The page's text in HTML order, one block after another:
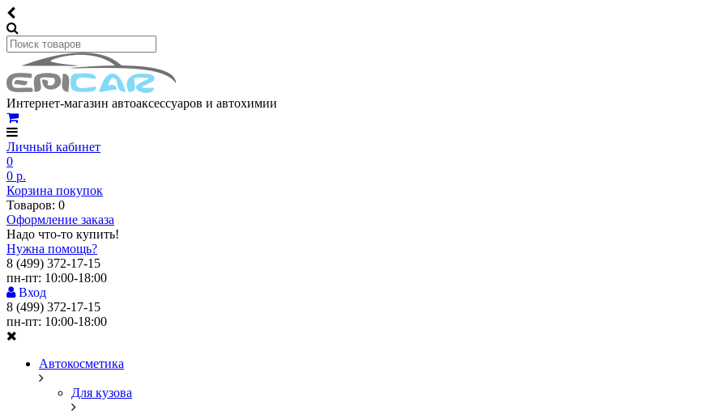
Интернет-магазин автоаксессуаров и автохимии
Личный кабинет
0
0 р.
Корзина покупок
Товаров: 0
Оформление заказа
Надо что-то купить!
Нужна помощь?
8 (499) 372-17-15
пн-пт: 10:00-18:00
Вход
8 (499) 372-17-15
пн-пт: 10:00-18:00
Автокосметика
Для кузова